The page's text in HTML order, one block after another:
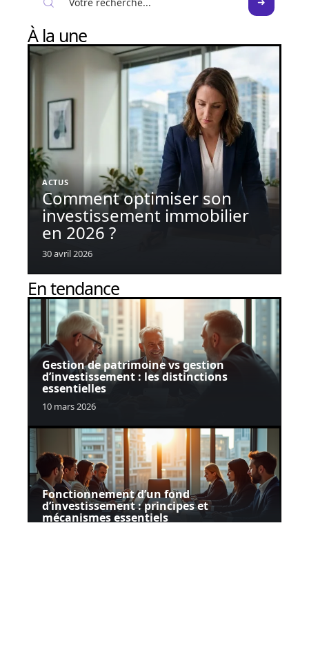
À la une
ACTUS
Comment optimiser son
investissement immobilier
en 2026 ?
30 avril 2026
En tendance
Gestion de patrimoine vs gestion
d’investissement : les distinctions
essentielles
10 mars 2026
Fonctionnement d’un fond
d’investissement : principes et
mécanismes essentiels